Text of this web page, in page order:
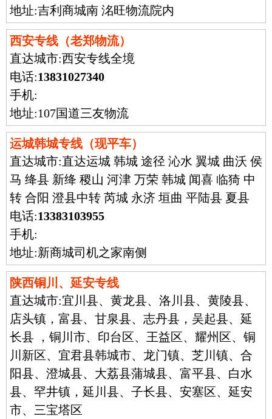
地址:吉利商城南 洺旺物流院内
西安专线（老郑物流）
直达城市:西安专线全境
电话:13831027340
手机:
地址:107国道三友物流
运城韩城专线（现平车）
直达城市:直达运城 韩城 途径 沁水 翼城 曲沃 侯
马 绛县 新绛 稷山 河津 万荣 韩城 闻喜 临猗 中
转 合阳 澄县中转 芮城 永济 垣曲 平陆县 夏县
电话:13383103955
手机:
地址:新商城司机之家南侧
陕西铜川、延安专线
直达城市:宜川县、黄龙县、洛川县、黄陵县、
店头镇，富县、甘泉县、志丹县，吴起县、延
长县 ，铜川市、印台区、王益区、耀州区、铜
川新区、宜君县韩城市、龙门镇、芝川镇、合
阳县、澄城县、大荔县蒲城县、富平县、白水
县、罕井镇，延川县、子长县、安塞区、延安
市、三宝塔区